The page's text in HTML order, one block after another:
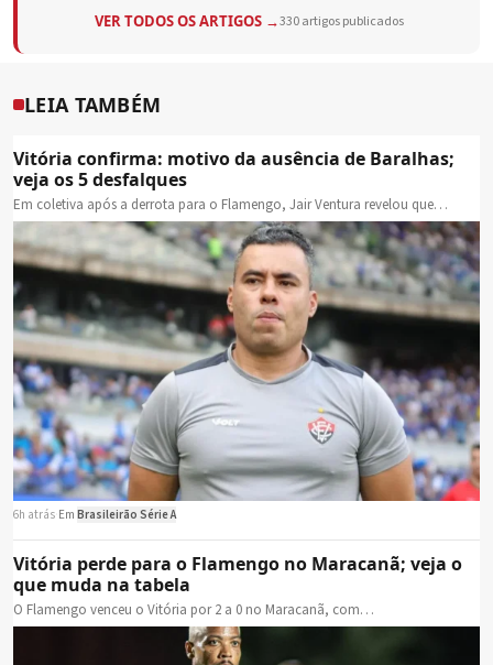
VER TODOS OS ARTIGOS →330 artigos publicados
LEIA TAMBÉM
Vitória confirma: motivo da ausência de Baralhas;
veja os 5 desfalques
Em coletiva após a derrota para o Flamengo, Jair Ventura revelou que…
6h atrás Em Brasileirão Série A
Vitória perde para o Flamengo no Maracanã; veja o
que muda na tabela
O Flamengo venceu o Vitória por 2 a 0 no Maracanã, com…